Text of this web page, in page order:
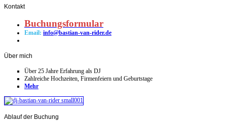
Kontakt
Buchungsformular
Email: info@bastian-van-rider.de
Über mich
Über 25 Jahre Erfahrung als DJ
Zahlreiche Hochzeiten, Firmenfeiern und Geburtstage
Mehr
Ablaufder Buchung